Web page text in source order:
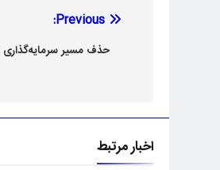
راهبریPrevious:
حذف مسیر سرمایه‌گذاری
اخبار مرتبط